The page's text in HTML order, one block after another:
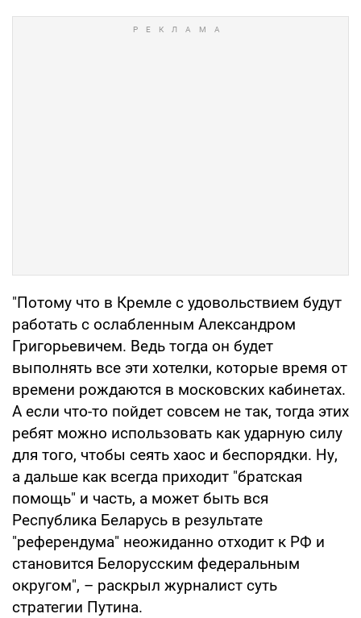
"Потому что в Кремле с удовольствием будут
работать с ослабленным Александром
Григорьевичем. Ведь тогда он будет
выполнять все эти хотелки, которые время от
времени рождаются в московских кабинетах.
А если что-то пойдет совсем не так, тогда этих
ребят можно использовать как ударную силу
для того, чтобы сеять хаос и беспорядки. Ну,
а дальше как всегда приходит "братская
помощь" и часть, а может быть вся
Республика Беларусь в результате
"референдума" неожиданно отходит к РФ и
становится Белорусским федеральным
округом", – раскрыл журналист суть
стратегии Путина.